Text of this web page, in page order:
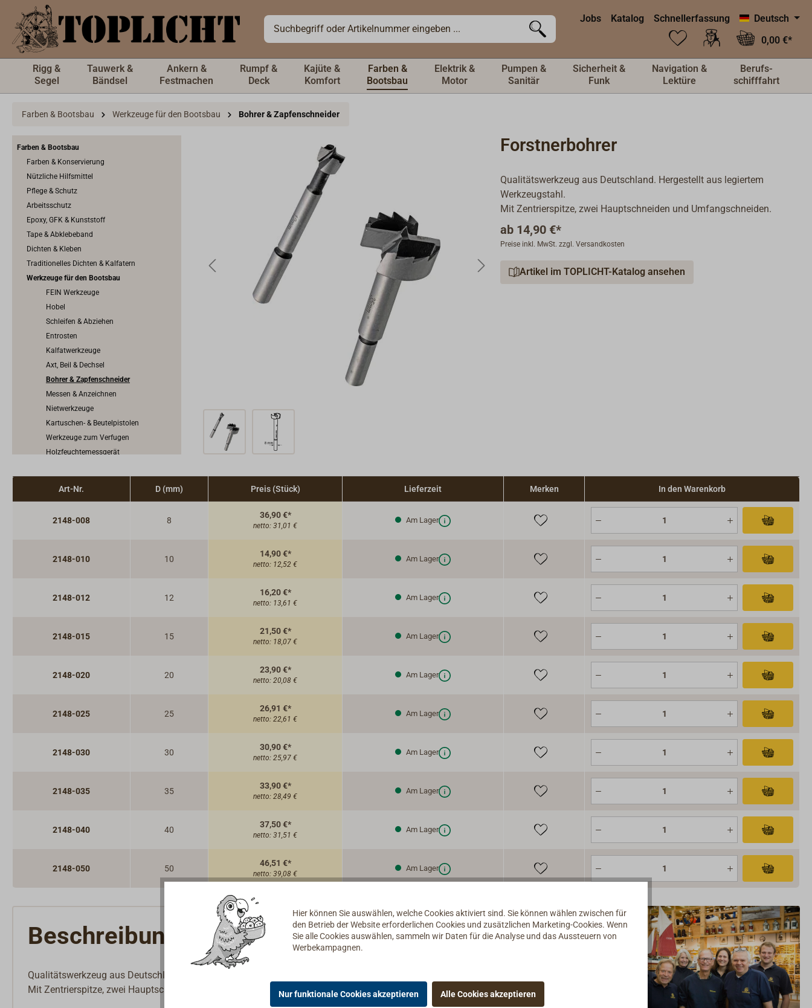
springen Jobs Katalog Schnellerfassung
Deutsch
0,00 €*
Rigg &
Segel
Tauwerk &
Bändsel
Ankern &
Festmachen
Rumpf &
Deck
Kajüte &
Komfort
Farben &
Bootsbau
Elektrik &
Motor
Pumpen &
Sanitär
Sicherheit &
Funk
Navigation &
Lektüre
Berufs-
schifffahrt
Farben & Bootsbau Werkzeuge für den Bootsbau Bohrer & Zapfenschneider
Farben & Bootsbau
Farben & Konservierung
Nützliche Hilfsmittel
Pflege & Schutz
Arbeitsschutz
Epoxy, GFK & Kunststoff
Tape & Abklebeband
Dichten & Kleben
Traditionelles Dichten & Kalfatern
Werkzeuge für den Bootsbau
FEIN Werkzeuge
Hobel
Schleifen & Abziehen
Entrosten
Kalfatwerkzeuge
Axt, Beil & Dechsel
Bohrer & Zapfenschneider
Messen & Anzeichnen
Nietwerkzeuge
Kartuschen- & Beutelpistolen
Werkzeuge zum Verfugen
Holzfeuchtemessgerät
Forstnerbohrer
Qualitätswerkzeug aus Deutschland. Hergestellt aus legiertem
Werkzeugstahl.
Mit Zentrierspitze, zwei Hauptschneiden und Umfangschneiden.
ab 14,90 €*
Preise inkl. MwSt. zzgl. Versandkosten
Artikel im TOPLICHT-Katalog ansehen
Art-Nr. D (mm) Preis (Stück) Lieferzeit Merken In den Warenkorb
2148-008 8
36,90 €*
netto: 31,01 €
Am Lager
2148-010 10
14,90 €*
netto: 12,52 €
Am Lager
2148-012 12
16,20 €*
netto: 13,61 €
Am Lager
2148-015 15
21,50 €*
netto: 18,07 €
Am Lager
2148-020 20
23,90 €*
netto: 20,08 €
Am Lager
2148-025 25
26,91 €*
netto: 22,61 €
Am Lager
2148-030 30
30,90 €*
netto: 25,97 €
Am Lager
2148-035 35
33,90 €*
netto: 28,49 €
Am Lager
2148-040 40
37,50 €*
netto: 31,51 €
Am Lager
2148-050 50
46,51 €*
netto: 39,08 €
Am Lager
Beschreibung
Qualitätswerkzeug aus Deutschland. Hergestellt aus legiertem Werkzeugstahl.
Mit Zentrierspitze, zwei Hauptschneiden und Umfangschneiden.
Hier können Sie auswählen, welche Cookies aktiviert sind. Sie können wählen zwischen für
den Betrieb der Website erforderlichen Cookies und zusätzlichen Marketing-Cookies. Wenn
Sie alle Cookies auswählen, sammeln wir Daten für die Analyse und das Aussteuern von
Werbekampagnen.
Nur funktionale Cookies akzeptieren Alle Cookies akzeptieren